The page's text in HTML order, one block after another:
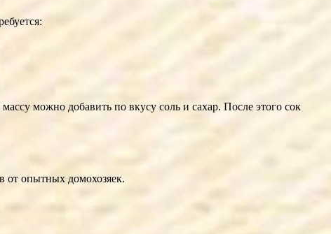
можно добавить по вкусу соль и сахар. После этого сок
от опытных домохозяек.